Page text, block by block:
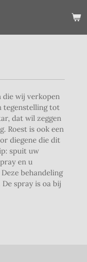
die wij verkopen
tegenstelling tot
dat wil zeggen
Roest is ook een
diegene die dit
spuit uw
en u
behandeling
spray is oa bij